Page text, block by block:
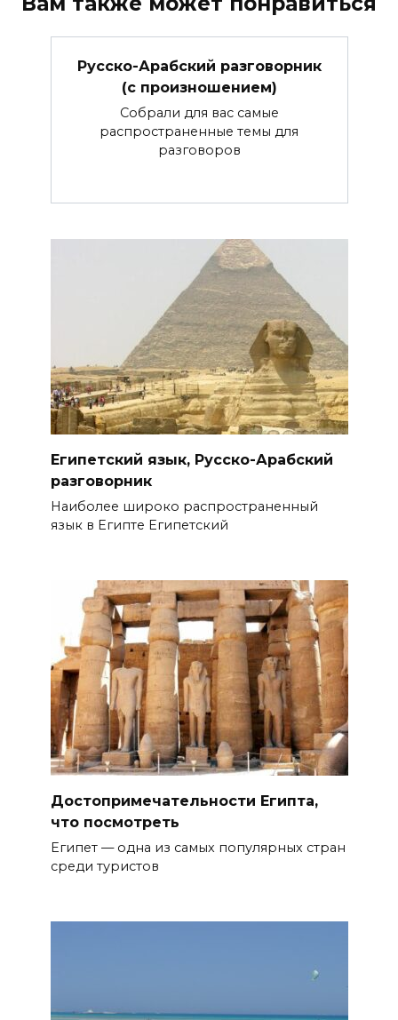
Русско-Арабский разговорник
(с произношением)
Собрали для вас самые
распространенные темы для
разговоров
Египетский язык, Русско-Арабский
разговорник
Наиболее широко распространенный
язык в Египте Египетский
Достопримечательности Египта,
что посмотреть
Египет — одна из самых популярных стран
среди туристов